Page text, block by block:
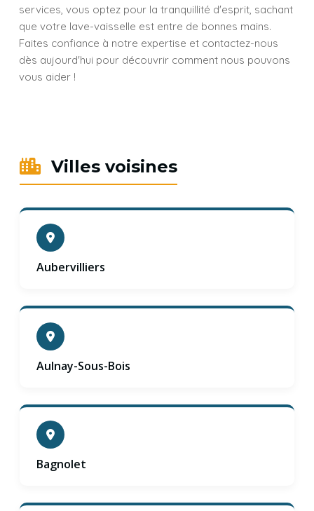
services, vous optez pour la tranquillité d'esprit, sachant
que votre lave-vaisselle est entre de bonnes mains.
Faites confiance à notre expertise et contactez-nous
dès aujourd'hui pour découvrir comment nous pouvons
vous aider !
Villes voisines
Aubervilliers
Aulnay-Sous-Bois
Bagnolet